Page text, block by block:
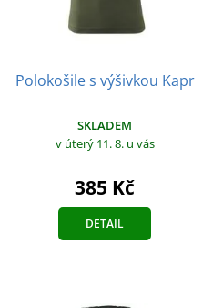
Polokošile s výšivkou Kapr
SKLADEM
v úterý 11. 8. u vás
385 Kč
DETAIL